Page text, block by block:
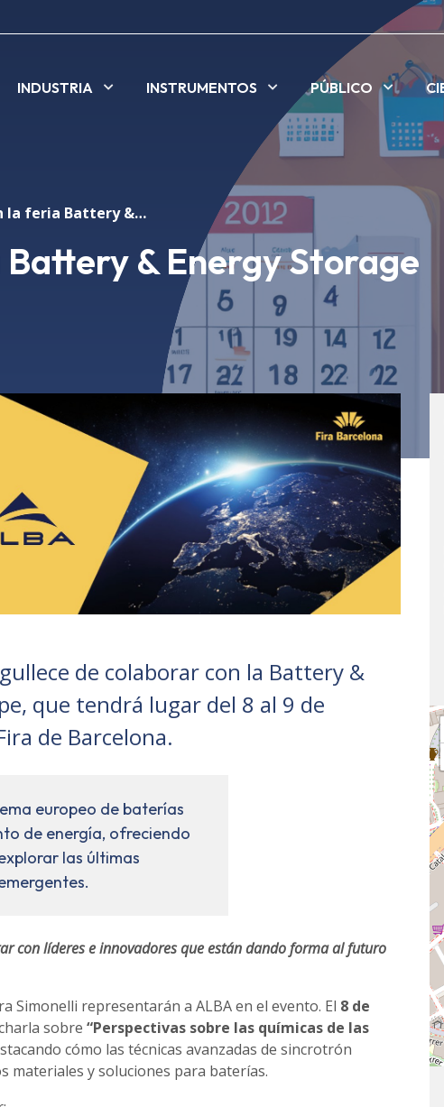
INDUSTRIA INSTRUMENTOS PÚBLICO
ALBA en la feria Battery & Energy Storage Tech Europe
& Energy Storage
de colaborar con la Battery &
que tendrá lugar del 8 al 9 de
de Barcelona.
europeo de baterías
de energía, ofreciendo
las últimas
con líderes e innovadores que están dando forma al futuro
Simonelli representarán a ALBA en el evento. El 8 de
sobre “Perspectivas sobre las químicas de las
cómo las técnicas avanzadas de sincrotrón
materiales y soluciones para baterías.